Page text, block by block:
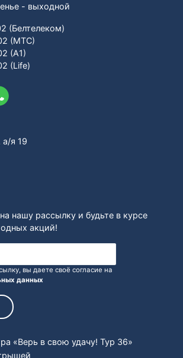
- выходной
(Белтелеком)
(МТС)
(А1)
(Life)
я 19
нашу рассылку и будьте в курсе
акций!
вы даете своё согласие на
данных
«Верь в свою удачу! Тур 36»